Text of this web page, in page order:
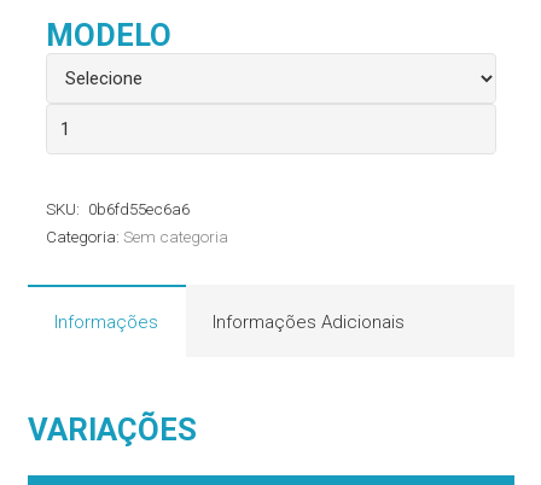
MODELO
Dilatador
Hegar
quantidade
SKU: 0b6fd55ec6a6
Categoria: Sem categoria
Informações Informações Adicionais
VARIAÇÕES